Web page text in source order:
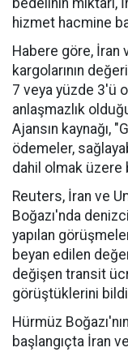
bedelinin miktarı,
hizmet hacmine
Habere göre, İran
kargolarının
7 veya yüzde 3'ü
anlaşmazlık
Ajansın kaynağı,
ödemeler,
dahil olmak üzere
Reuters, İran ve
Boğazı'nda
yapılan
beyan edilen
değişen transit
görüştüklerini
Hürmüz
başlangıçta İran